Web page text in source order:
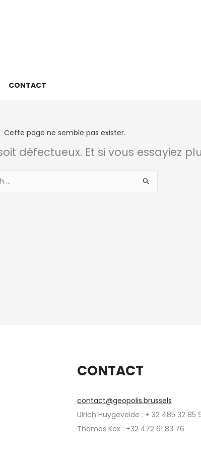
CONTACT
Cette page ne semble pas exister.
défectueux. Et si vous essayiez
CONTACT
contact@geopolis.brussels
Ulrich Huygevelde : + 32 485 32 85
Thomas Kox : +32 472 61 83 76